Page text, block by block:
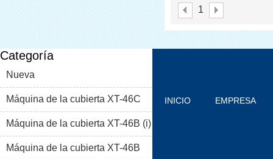
1
Categoría
Nueva
Máquina de la cubierta XT-46C
Máquina de la cubierta XT-46B (i)
Máquina de la cubierta XT-46B
INICIO EMPRESA